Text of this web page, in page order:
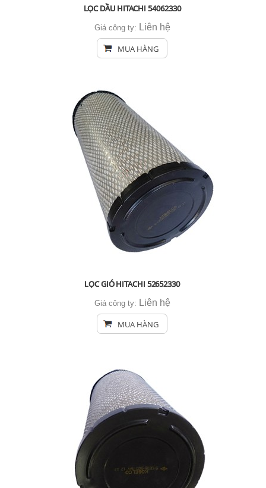
LỌC DẦU HITACHI 54062330
Giá công ty: Liên hệ
MUA HÀNG
LỌC GIÓ HITACHI 52652330
Giá công ty: Liên hệ
MUA HÀNG